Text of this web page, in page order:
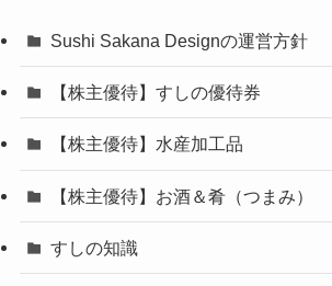
Sushi Sakana Designの運営方針
【株主優待】すしの優待券
【株主優待】水産加工品
【株主優待】お酒＆肴（つまみ）
すしの知識